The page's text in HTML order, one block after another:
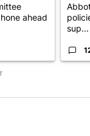
ahead
sup...